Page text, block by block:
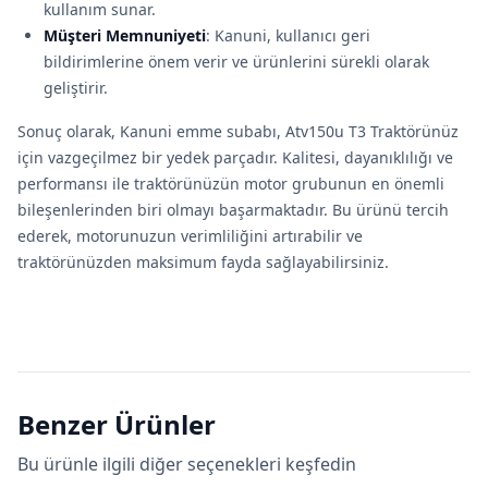
kullanım sunar.
Müşteri Memnuniyeti: Kanuni, kullanıcı geri
bildirimlerine önem verir ve ürünlerini sürekli olarak
geliştirir.
Sonuç olarak, Kanuni emme subabı, Atv150u T3 Traktörünüz
için vazgeçilmez bir yedek parçadır. Kalitesi, dayanıklılığı ve
performansı ile traktörünüzün motor grubunun en önemli
bileşenlerinden biri olmayı başarmaktadır. Bu ürünü tercih
ederek, motorunuzun verimliliğini artırabilir ve
traktörünüzden maksimum fayda sağlayabilirsiniz.
Benzer Ürünler
Bu ürünle ilgili diğer seçenekleri keşfedin